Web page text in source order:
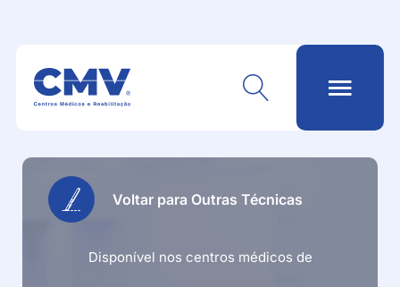
Voltar para Outras Técnicas
Disponível nos centros médicos de